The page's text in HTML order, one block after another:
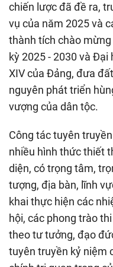
chiến lược đã đề ra,
vụ của năm 2025 và
thành tích chào
kỳ 2025 - 2030 và
XIV của Đảng, đưa
nguyên phát triển
vượng của dân tộc.
Công tác tuyên
nhiều hình thức thiết
diện, có trọng tâm,
tượng, địa bàn, lĩnh
khai thực hiện các
hội, các phong trào
theo tư tưởng, đạo
tuyên truyền kỷ niệm